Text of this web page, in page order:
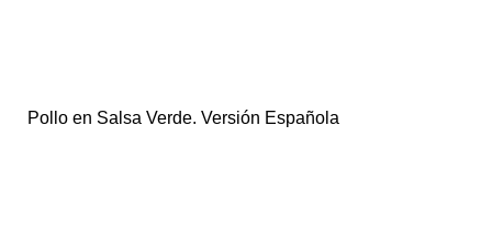
Pollo en Salsa Verde. Versión Española